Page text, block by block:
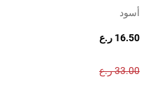
أسود
16.50 ر.ع
33.00 ر.ع